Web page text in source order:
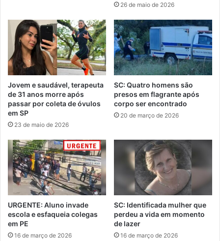
26 de maio de 2026
Jovem e saudável, terapeuta
de 31 anos morre após
passar por coleta de óvulos
em SP
23 de maio de 2026
SC: Quatro homens são
presos em flagrante após
corpo ser encontrado
20 de março de 2026
URGENTE: Aluno invade
escola e esfaqueia colegas
em PE
16 de março de 2026
SC: Identificada mulher que
perdeu a vida em momento
de lazer
16 de março de 2026